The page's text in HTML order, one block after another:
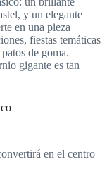
y un elegante
en una pieza
fiestas temáticas
de goma.
gigante es tan
en el centro